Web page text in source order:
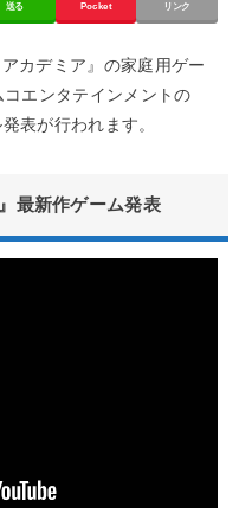
送る Pocket リンク
カデミア』の家庭用ゲー
エンタテインメントの
表が行われます。
最新作ゲーム発表